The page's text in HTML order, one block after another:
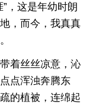
，这是年幼时朗
，而今，我真真
着丝丝凉意，沁
点浑浊奔腾东
的植被，连绵起